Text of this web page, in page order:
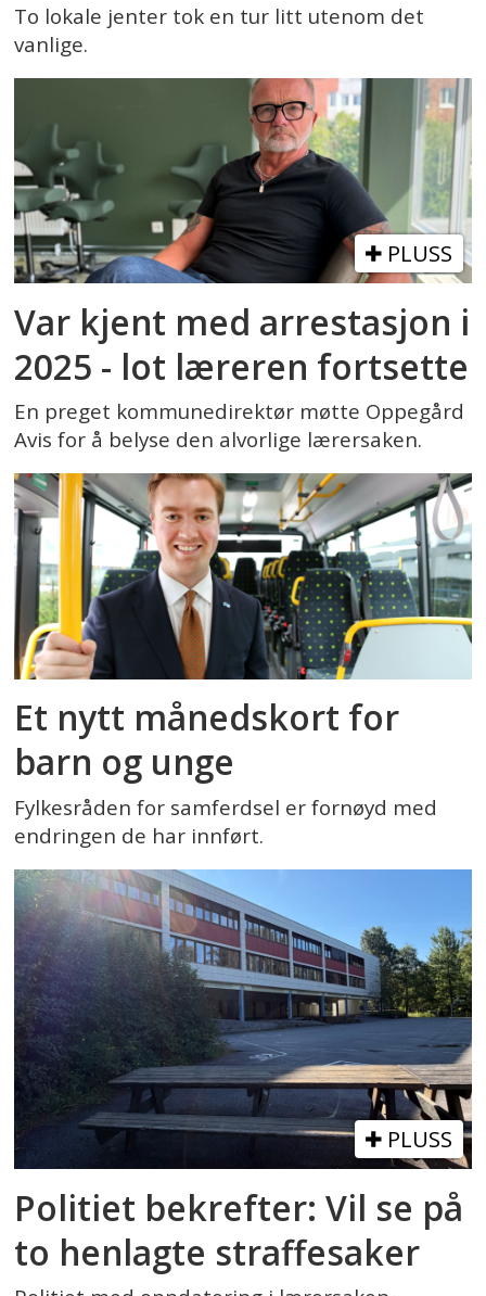
To lokale jenter tok en tur litt utenom det
vanlige.
PLUSS
Var kjent med arrestasjon i
2025 - lot læreren fortsette
En preget kommunedirektør møtte Oppegård
Avis for å belyse den alvorlige lærersaken.
Et nytt månedskort for
barn og unge
Fylkesråden for samferdsel er fornøyd med
endringen de har innført.
PLUSS
Politiet bekrefter: Vil se på
to henlagte straffesaker